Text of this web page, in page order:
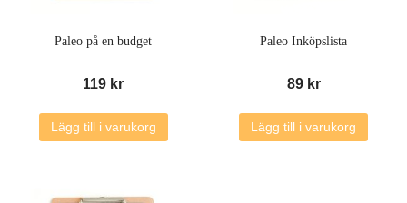
Paleo på en budget
119 kr
Lägg till i varukorg
Paleo Inköpslista
89 kr
Lägg till i varukorg